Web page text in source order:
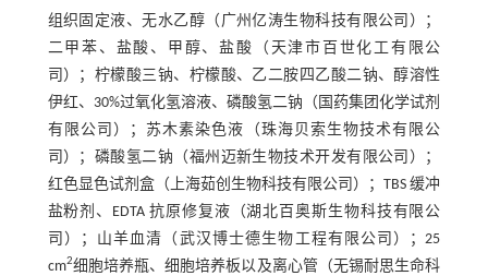
组织固定液、无水乙醇（广州亿涛生物科技有限公司）；
二甲苯、盐酸、甲醇、盐酸（天津市百世化工有限公
司）；柠檬酸三钠、柠檬酸、乙二胺四乙酸二钠、醇溶性
伊红、30%过氧化氢溶液、磷酸氢二钠（国药集团化学试剂
有限公司）；苏木素染色液（珠海贝索生物技术有限公
司）；磷酸氢二钠（福州迈新生物技术开发有限公司）；
红色显色试剂盒（上海茹创生物科技有限公司）；TBS 缓冲
盐粉剂、EDTA 抗原修复液（湖北百奥斯生物科技有限公
司）；山羊血清（武汉博士德生物工程有限公司）；25
cm2细胞培养瓶、细胞培养板以及离心管（无锡耐思生命科